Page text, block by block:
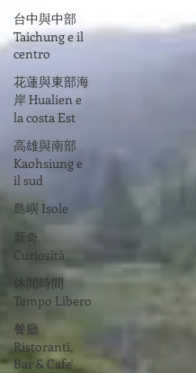
台中與中部
Taichung e il
centro
花蓮與東部海
岸 Hualien e
la costa Est
高雄與南部
Kaohsiung e
il sud
島嶼 Isole
新奇
Curiosità
休閒時間
Tempo Libero
餐廳
Ristoranti,
Bar & Cafe'